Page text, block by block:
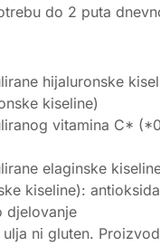
do 2 puta
hijaluronske
kiseline)
vitamina C*
elaginske
kiseline):
djelovanje
ni gluten.